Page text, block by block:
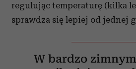
regulując temperaturę (kilka
sprawdza się lepiej od jednej
W bardzo